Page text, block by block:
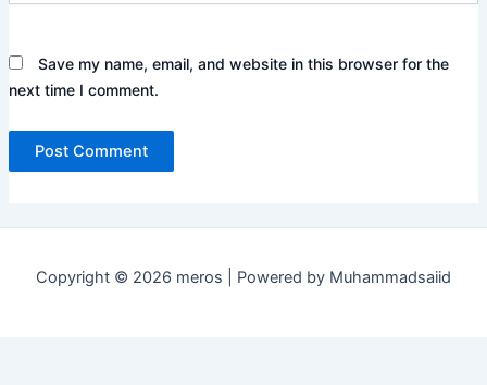
Save my name, email, and website in this browser for the
next time I comment.
Copyright © 2026 meros | Powered by Muhammadsaiid